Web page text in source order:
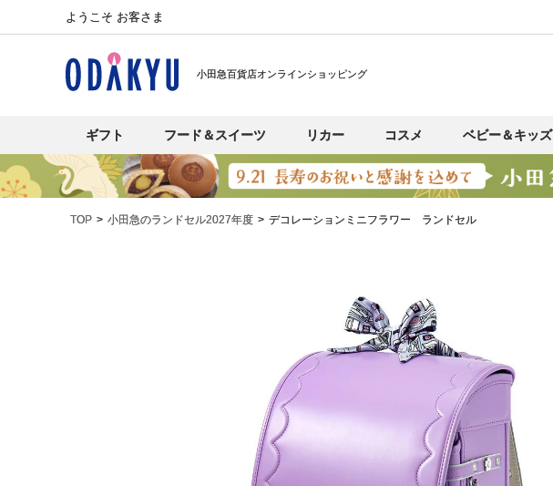
ようこそ お客さま
小田急百貨店オンラインショッピング
ギフト フード＆スイーツ リカー コスメ ベビー＆キッズ
TOP 小田急のランドセル2027年度 デコレーションミニフラワー ランドセル